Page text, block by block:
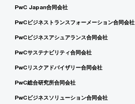
PwC Japan合同会社
PwCビジネストランスフォーメーション合同会社
PwCビジネスアシュアランス合同会社
PwCサステナビリティ合同会社
PwCリスクアドバイザリー合同会社
PwC総合研究所合同会社
PwCビジネスソリューション合同会社